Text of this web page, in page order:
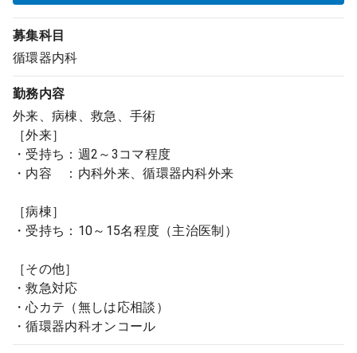
募集科目
循環器内科
勤務内容
外来、病棟、救急、手術
［外来］
・受持ち：週2～3コマ程度
・内容 ：内科外来、循環器内科外来
［病棟］
・受持ち：10～15名程度（主治医制）
［その他］
・救急対応
・心カテ（無しは応相談）
・循環器内科オンコール